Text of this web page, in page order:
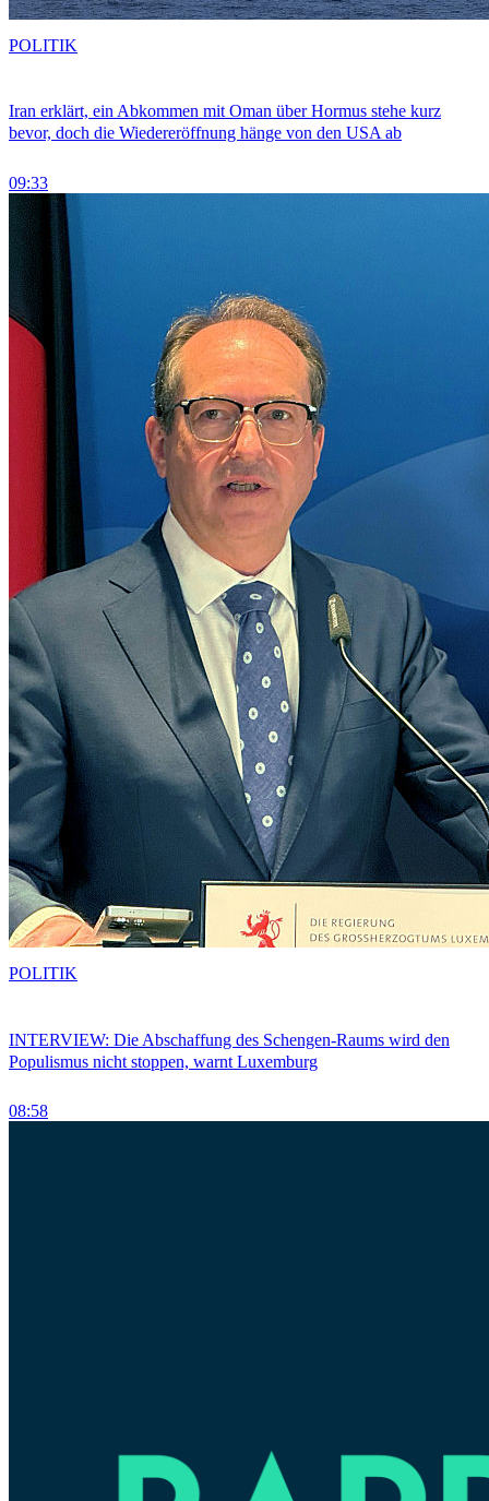
Iran erklärt, ein Abkommen mit Oman über Hormus stehe kurz
bevor, doch die Wiedereröffnung hänge von den USA ab
09:33
POLITIK
INTERVIEW: Die Abschaffung des Schengen-Raums wird den
Populismus nicht stoppen, warnt Luxemburg
08:58
POLITIK